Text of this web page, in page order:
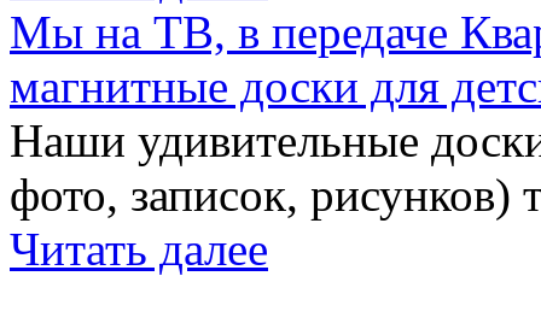
Мы на ТВ, в передаче
магнитные доски для
Наши удивительные
фото, записок,
Читать далее